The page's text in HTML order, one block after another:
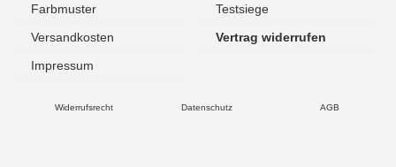
Farbmuster
Testsiege
Versandkosten
Vertrag widerrufen
Impressum
Widerrufsrecht Datenschutz AGB